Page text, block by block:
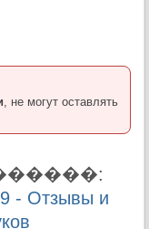
, не могут оставлять
- Отзывы и